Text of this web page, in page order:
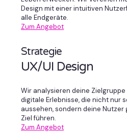
Design mit einer intuitiven
alle Endgeräte.
Zum Angebot
Strategie
UX/UI Design
Wir analysieren deine
digitale Erlebnisse, die nicht nur
aussehen, sondern deine Nutzer
Ziel führen.
Zum Angebot